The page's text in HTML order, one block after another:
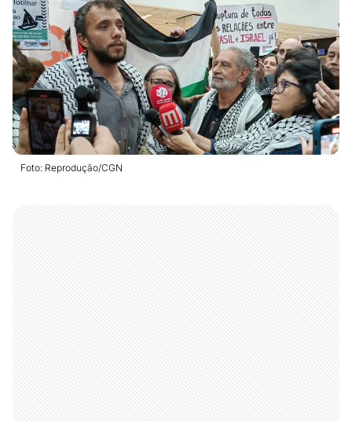
Foto: Reprodução/CGN